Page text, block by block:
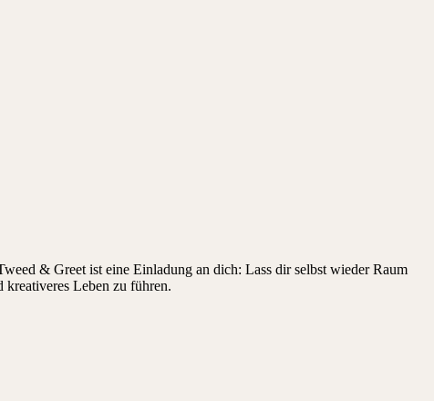
& Greet ist eine Einladung an dich: Lass dir selbst wieder Raum
kreativeres Leben zu führen.